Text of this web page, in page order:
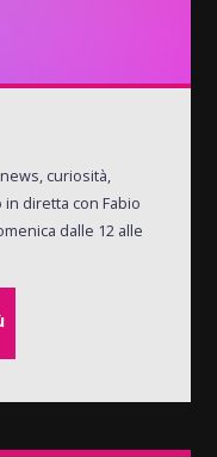
curiosità,
diretta con Fabio
dalle 12 alle